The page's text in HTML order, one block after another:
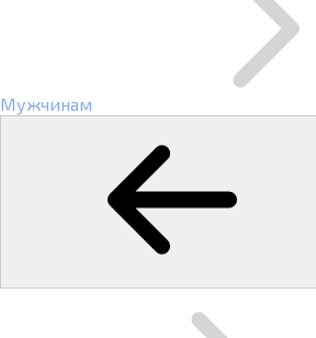
Мужчинам